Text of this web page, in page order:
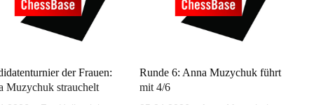
der Frauen:
Muzychuk strauchelt
Runde 6: Anna Muzychuk führt
mit 4/6